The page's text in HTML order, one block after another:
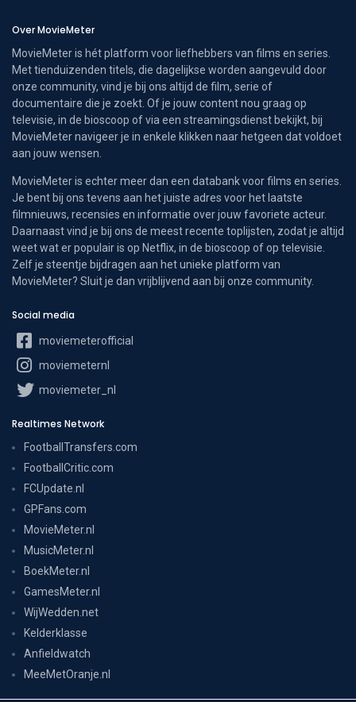
Over MovieMeter
MovieMeter is hét platform voor liefhebbers van films en series.
Met tienduizenden titels, die dagelijkse worden aangevuld door
onze community, vind je bij ons altijd de film, serie of
documentaire die je zoekt. Of je jouw content nou graag op
televisie, in de bioscoop of via een streamingsdienst bekijkt, bij
MovieMeter navigeer je in enkele klikken naar hetgeen dat voldoet
aan jouw wensen.
MovieMeter is echter meer dan een databank voor films en series.
Je bent bij ons tevens aan het juiste adres voor het laatste
filmnieuws, recensies en informatie over jouw favoriete acteur.
Daarnaast vind je bij ons de meest recente toplijsten, zodat je altijd
weet wat er populair is op Netflix, in de bioscoop of op televisie.
Zelf je steentje bijdragen aan het unieke platform van
MovieMeter? Sluit je dan vrijblijvend aan bij onze community.
Social media
moviemeterofficial
moviemeternl
moviemeter_nl
Realtimes Network
FootballTransfers.com
FootballCritic.com
FCUpdate.nl
GPFans.com
MovieMeter.nl
MusicMeter.nl
BoekMeter.nl
GamesMeter.nl
WijWedden.net
Kelderklasse
Anfieldwatch
MeeMetOranje.nl